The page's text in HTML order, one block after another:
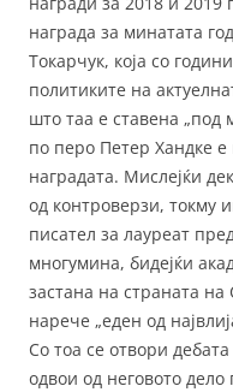
b
o
o
k
награда за минатата
Токарчук, која со
политиките на
што таа е ставена „под
по перо Петер Хандке
наградата. Мислејќи
од контроверзи, токму
писател за лауреат
многумина, бидејќи
застана на страната
нарече „еден од
Со тоа се отвори
одвои од неговото